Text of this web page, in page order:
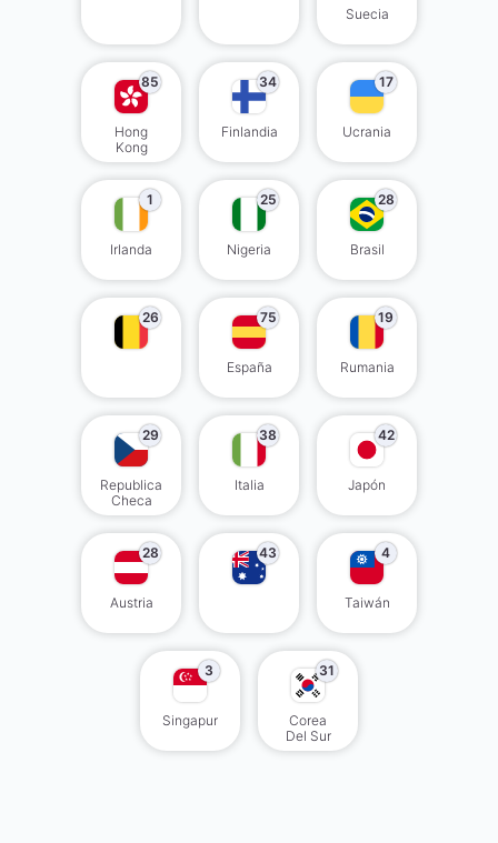
Suecia
85
Hong
Kong
34
Finlandia
17
Ucrania
1
Irlanda
25
Nigeria
28
Brasil
26 75
España
19
Rumania
29
Republica
Checa
38
Italia
42
Japón
28
Austria
43 4
Taiwán
3
Singapur
31
Corea
Del Sur